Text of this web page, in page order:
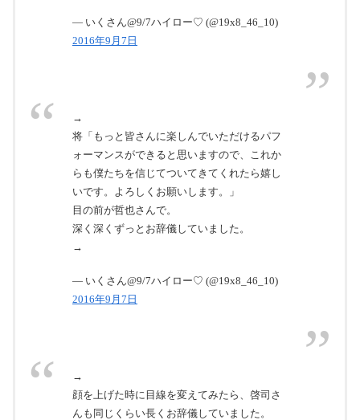
— いくさん@9/7ハイロー♡ (@19x8_46_10)
2016年9月7日
→
将「もっと皆さんに楽しんでいただけるパフ
ォーマンスができると思いますので、これか
らも僕たちを信じてついてきてくれたら嬉し
いです。よろしくお願いします。」
目の前が哲也さんで。
深く深くずっとお辞儀していました。
→
— いくさん@9/7ハイロー♡ (@19x8_46_10)
2016年9月7日
→
顔を上げた時に目線を変えてみたら、啓司さ
んも同じくらい長くお辞儀していました。